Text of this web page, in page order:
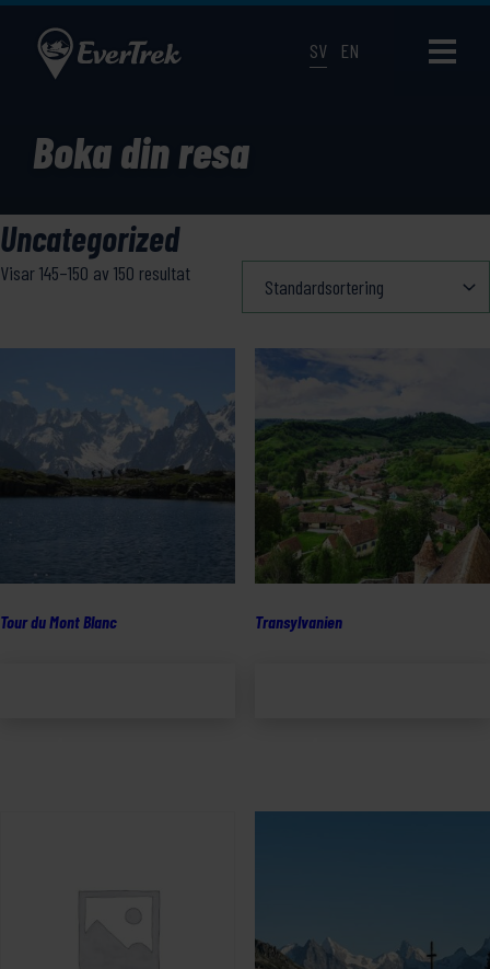
SV EN
Boka din resa
Uncategorized
Visar 145–150 av 150 resultat
Tour du Mont Blanc Transylvanien